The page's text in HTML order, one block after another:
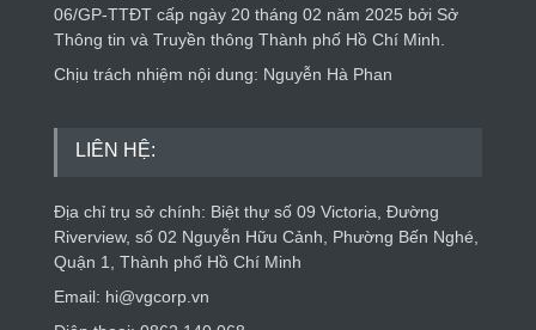
06/GP-TTĐT cấp ngày 20 tháng 02 năm 2025 bởi Sở
Thông tin và Truyền thông Thành phố Hồ Chí Minh.
Chịu trách nhiệm nội dung: Nguyễn Hà Phan
LIÊN HỆ:
Địa chỉ trụ sở chính: Biệt thự số 09 Victoria, Đường
Riverview, số 02 Nguyễn Hữu Cảnh, Phường Bến Nghé,
Quận 1, Thành phố Hồ Chí Minh
Email: hi@vgcorp.vn